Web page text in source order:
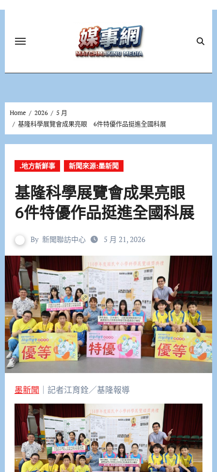
Home 2026
5 月
基隆科學展覽會成果亮眼 6件特優作品挺進全國科展
.地方新鮮事 新聞來源:墨新聞
基隆科學展覽會成果亮眼
6件特優作品挺進全國科展
By 新聞聯訪中心 5 月 21, 2026
墨新聞 ｜記者江育銓／基隆報導